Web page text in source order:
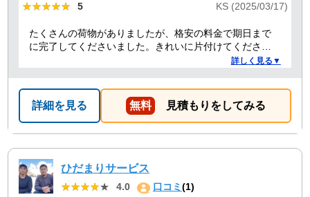
★★★★★
★★★★★ 5 KS (2025/03/17)
たくさんの荷物がありましたが、格安の料金で期日まで
に完了してくださいました。きれいに片付けてくださり
ありがとうございました。作業の進捗も報告してくださ
詳しく見る▼
詳細を見る 無料 見積もりをしてみる
ひだまりサービス
★★★★★
★★★★★ 4.0 口コミ(1)